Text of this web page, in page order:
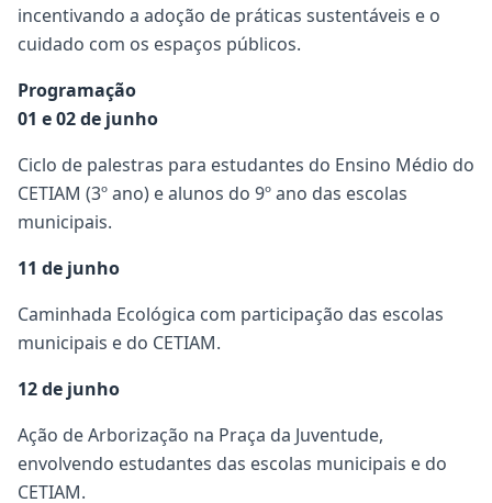
incentivando a adoção de práticas sustentáveis e o
cuidado com os espaços públicos.
Programação
01 e 02 de junho
Ciclo de palestras para estudantes do Ensino Médio do
CETIAM (3º ano) e alunos do 9º ano das escolas
municipais.
11 de junho
Caminhada Ecológica com participação das escolas
municipais e do CETIAM.
12 de junho
Ação de Arborização na Praça da Juventude,
envolvendo estudantes das escolas municipais e do
CETIAM.